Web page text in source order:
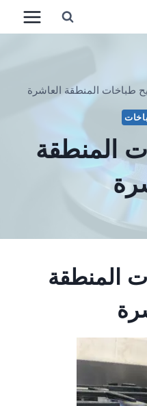
طباخات المنطقة العاشرة
المنطقة
المنطقة